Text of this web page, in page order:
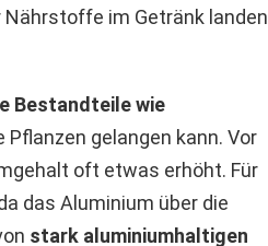
im Getränk landen
Bestandteile wie
Pflanzen gelangen kann. Vor
oft etwas erhöht. Für
das Aluminium über die
stark aluminiumhaltigen